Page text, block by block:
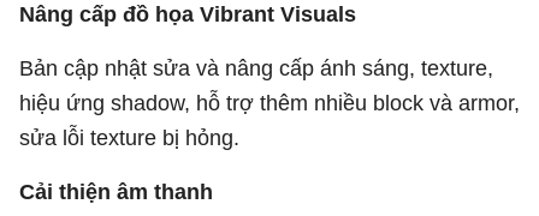
Nâng cấp đồ họa Vibrant Visuals
Bản cập nhật sửa và nâng cấp ánh sáng, texture,
hiệu ứng shadow, hỗ trợ thêm nhiều block và armor,
sửa lỗi texture bị hỏng.
Cải thiện âm thanh